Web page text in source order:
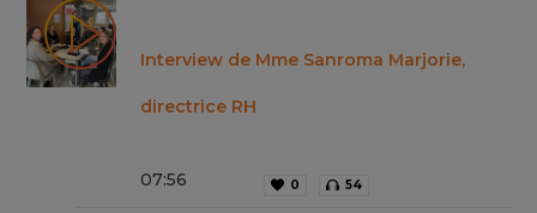
Interview de Mme Sanroma Marjorie,
directrice RH
07:56 0 54